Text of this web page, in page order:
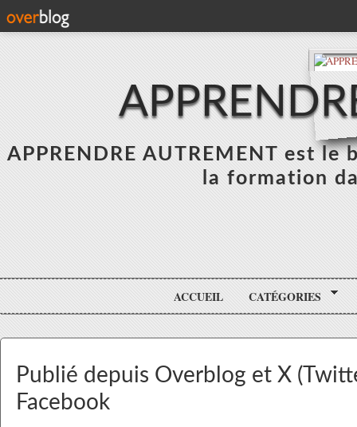
APPRENDRE AUTREMENT est
la formation
ACCUEIL CATÉGORIES
Publié depuis Overblog et X
Facebook